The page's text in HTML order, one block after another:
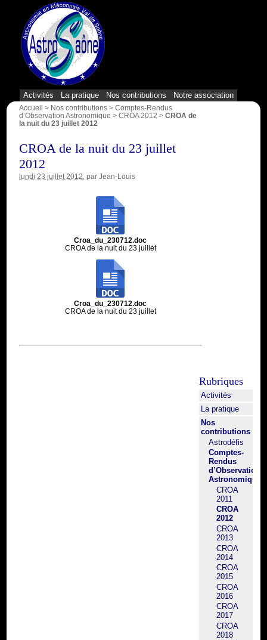
Activités La pratique Nos contributions Notre association
Accueil > Nos contributions > Comptes-Rendus
d’Observation Astronomique > CROA 2012 > CROA de
la nuit du 23 juillet 2012
CROA de la nuit du 23 juillet
2012
lundi 23 juillet 2012 , par Jean-Louis
Croa_du_230712.doc
CROA de la nuit du 23 juillet
Croa_du_230712.doc
CROA de la nuit du 23 juillet
Rubriques
Activités
La pratique
Nos
contributions
Astrodéfis
Comptes-
Rendus
d’Observation
Astronomique
CROA
2011
CROA
2012
CROA
2013
CROA
2014
CROA
2015
CROA
2016
CROA
2017
CROA
2018